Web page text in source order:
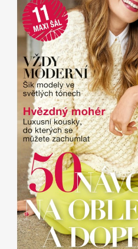
Apetit
Svět ženy